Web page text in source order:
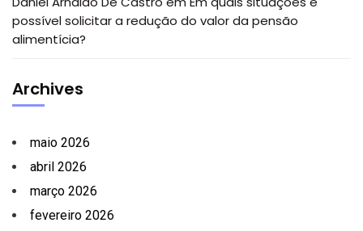
possível solicitar a redução do valor da pensão
alimentícia?
Archives
maio 2026
abril 2026
março 2026
fevereiro 2026